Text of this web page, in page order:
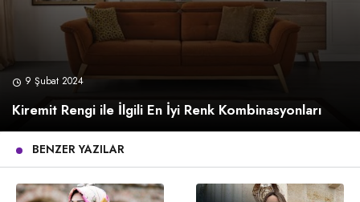
9 Şubat 2024
Kiremit Rengi ile İlgili En İyi Renk Kombinasyonları
BENZER YAZILAR